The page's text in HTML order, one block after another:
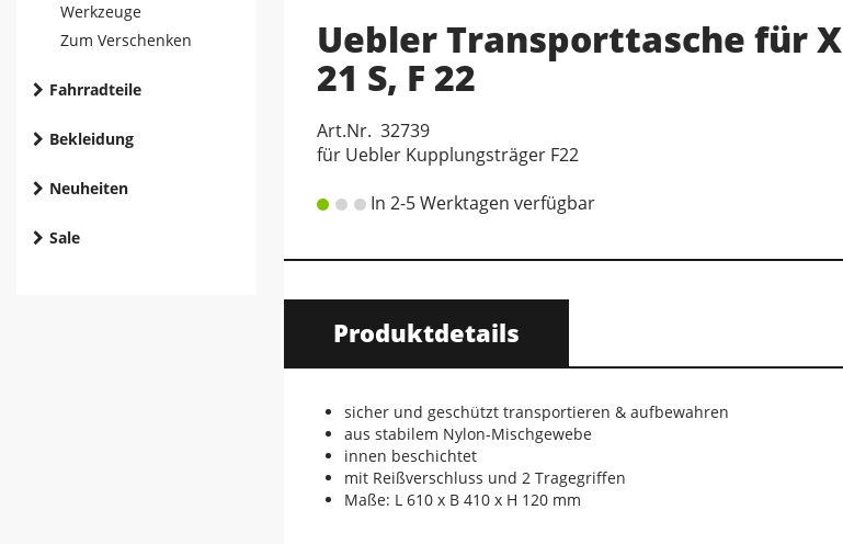
Werkzeuge
Zum Verschenken
Fahrradteile
Bekleidung
Neuheiten
Sale
Uebler Transporttasche für X
21 S, F 22
Art.Nr. 32739
für Uebler Kupplungsträger F22
In 2-5 Werktagen verfügbar
Produktdetails
sicher und geschützt transportieren & aufbewahren
aus stabilem Nylon-Mischgewebe
innen beschichtet
mit Reißverschluss und 2 Tragegriffen
Maße: L 610 x B 410 x H 120 mm